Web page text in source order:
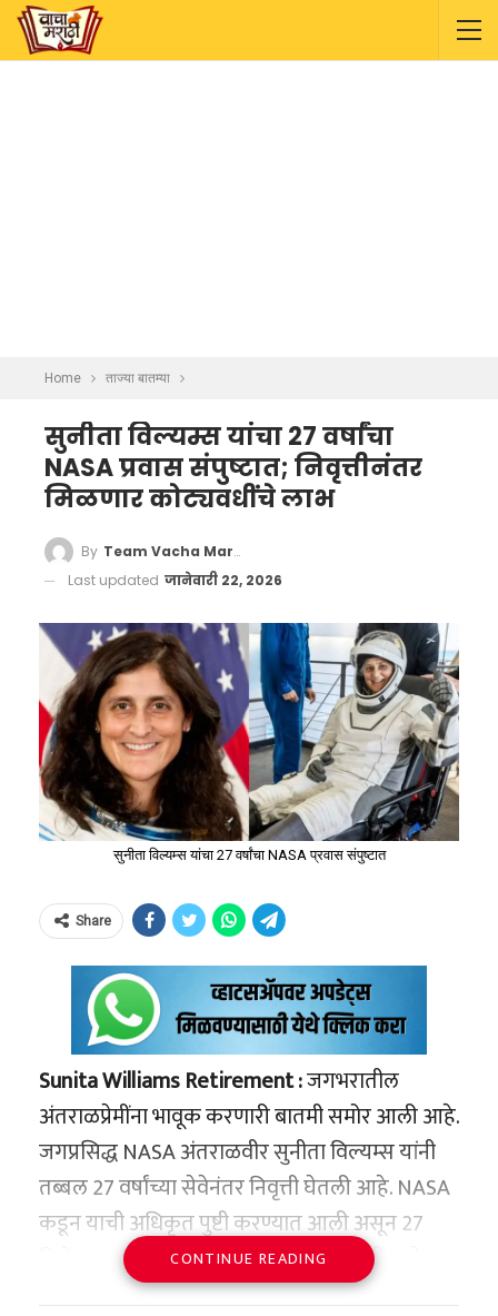
Home ताज्या बातम्या
सुनीता विल्यम्स यांचा 27 वर्षांचा
NASA प्रवास संपुष्टात; निवृत्तीनंतर
मिळणार कोट्यवधींचे लाभ
By Team Vacha Marathi
Last updated जानेवारी 22, 2026
सुनीता विल्यम्स यांचा 27 वर्षांचा NASA प्रवास संपुष्टात
Share
Sunita Williams Retirement :जगभरातील
अंतराळप्रेमींना भावूक करणारी बातमी समोर आली आहे.
जगप्रसिद्ध NASA अंतराळवीर सुनीता विल्यम्स यांनी
तब्बल 27 वर्षांच्या सेवेनंतर निवृत्ती घेतली आहे. NASA
कडून याची अधिकृत पुष्टी करण्यात आली असून 27
डिसेंबर 2025 पासून त्यांची निवृत्ती लागू झाली आहे.
सुनीता विल्यम्स यांचा प्रवास केवळ एका
CONTINUE READING